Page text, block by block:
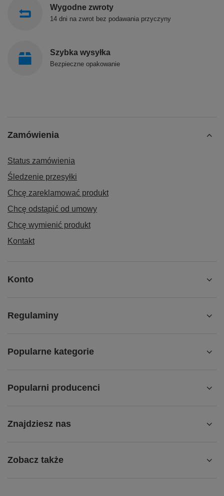
Wygodne zwroty
14 dni na zwrot bez podawania przyczyny
Szybka wysyłka
Bezpieczne opakowanie
Zamówienia
Status zamówienia
Śledzenie przesyłki
Chcę zareklamować produkt
Chcę odstąpić od umowy
Chcę wymienić produkt
Kontakt
Konto
Regulaminy
Popularne kategorie
Popularni producenci
Znajdziesz nas
Zobacz także